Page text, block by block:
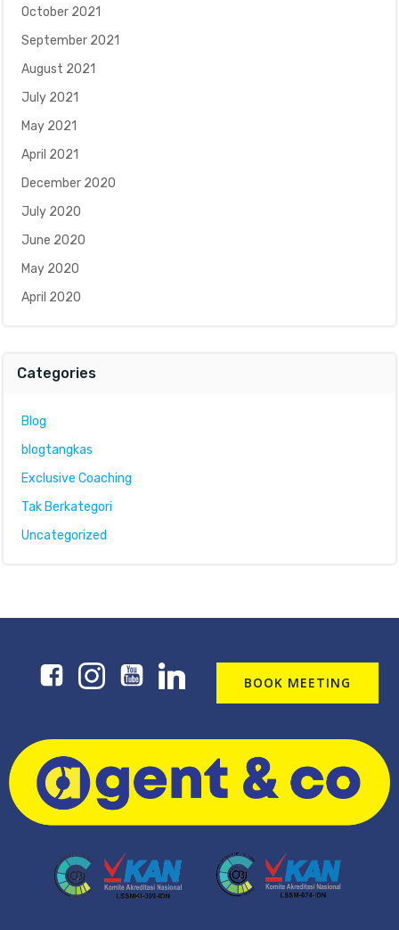
October 2021
September 2021
August 2021
July 2021
May 2021
April 2021
December 2020
July 2020
June 2020
May 2020
April 2020
Categories
Blog
blogtangkas
Exclusive Coaching
Tak Berkategori
Uncategorized
BOOK MEETING